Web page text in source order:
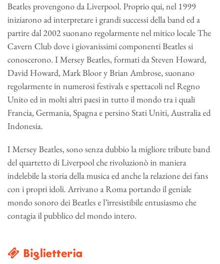
Beatles provengono da Liverpool. Proprio qui, nel 1999
iniziarono ad interpretare i grandi successi della band ed a
partire dal 2002 suonano regolarmente nel mitico locale The
Cavern Club dove i giovanissimi componenti Beatles si
conoscerono. I Mersey Beatles, formati da Steven Howard,
David Howard, Mark Bloor y Brian Ambrose, suonano
regolarmente in numerosi festivals e spettacoli nel Regno
Unito ed in molti altri paesi in tutto il mondo tra i quali
Francia, Germania, Spagna e persino Stati Uniti, Australia ed
Indonesia.
I Mersey Beatles, sono senza dubbio la migliore tribute band
del quartetto di Liverpool che rivoluzionò in maniera
indelebile la storia della musica ed anche la relazione dei fans
con i propri idoli. Arrivano a Roma portando il geniale
mondo sonoro dei Beatles e l’irresistibile entusiasmo che
contagia il pubblico del mondo intero.
Biglietteria